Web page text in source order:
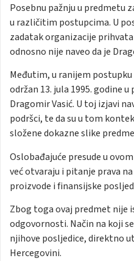
Posebnu pažnju u predmetu
u različitim postupcima. U
zadatak organizacije
odnosno nije naveo da je
Međutim, u ranijem
održan 13. jula 1995. godine
Dragomir Vasić. U toj izjavi
podršci, te da su u tom
složene dokazne slike
Oslobađajuće presude u
već otvaraju i pitanje prava
proizvode i finansijske
Zbog toga ovaj predmet
odgovornosti. Način na koji
njihove posljedice, direktno
Hercegovini.